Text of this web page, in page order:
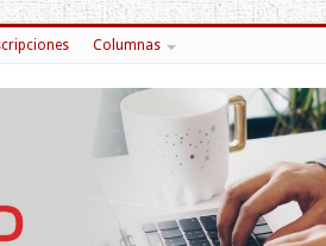
Columnas